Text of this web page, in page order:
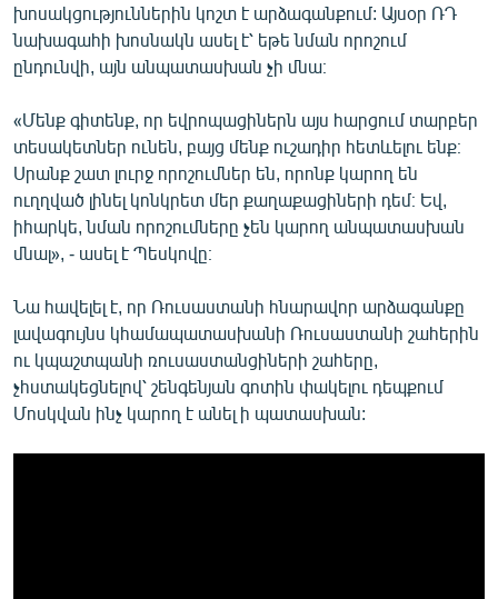
խոսակցություններին կոշտ է արձագանքում: Այսօր ՌԴ
նախագահի խոսնակն ասել է՝ եթե նման որոշում
ընդունվի, այն անպատասխան չի մնա։
«Մենք գիտենք, որ եվրոպացիներն այս հարցում տարբեր
տեսակետներ ունեն, բայց մենք ուշադիր հետևելու ենք։
Սրանք շատ լուրջ որոշումներ են, որոնք կարող են
ուղղված լինել կոնկրետ մեր քաղաքացիների դեմ։ Եվ,
իհարկե, նման որոշումները չեն կարող անպատասխան
մնալ», - ասել է Պեսկովը։
Նա հավելել է, որ Ռուսաստանի հնարավոր արձագանքը
լավագույնս կհամապատասխանի Ռուսաստանի շահերին
ու կպաշտպանի ռուսաստանցիների շահերը,
չհստակեցնելով՝ շենգենյան գոտին փակելու դեպքում
Մոսկվան ինչ կարող է անել ի պատասխան: